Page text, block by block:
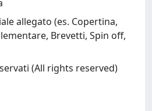
allegato (es. Copertina,
Brevetti, Spin off,
(All rights reserved)